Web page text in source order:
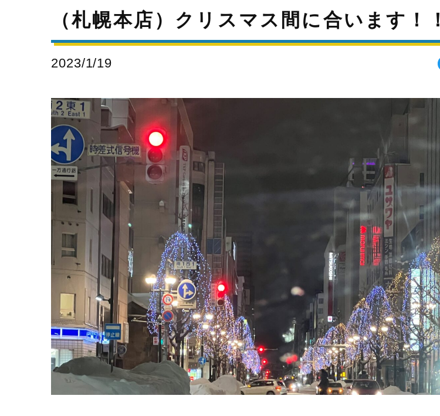
（札幌本店）クリスマス間に合います！！
2023/1/19